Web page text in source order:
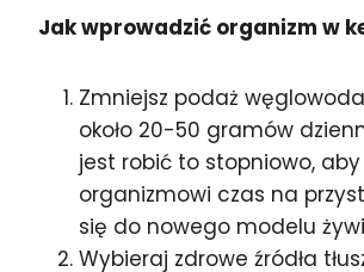
Jak wprowadzić organizm w
Zmniejsz podaż
około 20-50 gramów
jest robić to stopniowo,
organizmowi czas na
się do nowego modelu
Wybieraj zdrowe źródła